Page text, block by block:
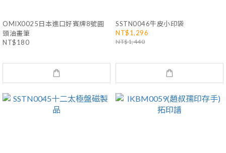
OMIX0025日本進口好賓牌8號圓
頭油畫筆
NT$180
SSTN0046牛皮小印袋
NT$1,296
NT$1,440